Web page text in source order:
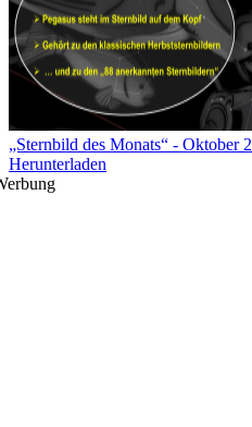
„Sternbild des Monats“ - Oktober
Herunterladen